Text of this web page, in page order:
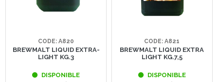
CODE: A820
BREWMALT LIQUID EXTRA-
LIGHT KG.3
DISPONIBLE
CODE: A821
BREWMALT LIQUID EXTRA
LIGHT KG.7,5
DISPONIBLE